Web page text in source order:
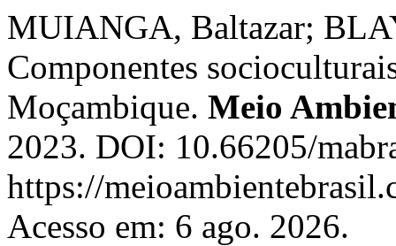
MUIANGA, Baltazar;
Componentes
Moçambique. Meio
2023. DOI: 10.66205/
https://
Acesso em: 6 ago. 2026.